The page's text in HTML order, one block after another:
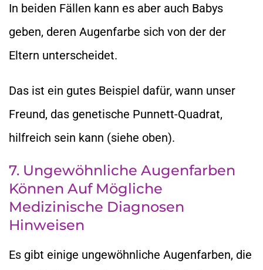
In beiden Fällen kann es aber auch Babys
geben, deren Augenfarbe sich von der der
Eltern unterscheidet.
Das ist ein gutes Beispiel dafür, wann unser
Freund, das genetische Punnett-Quadrat,
hilfreich sein kann (siehe oben).
7. Ungewöhnliche Augenfarben
Können Auf Mögliche
Medizinische Diagnosen
Hinweisen
Es gibt einige ungewöhnliche Augenfarben, die